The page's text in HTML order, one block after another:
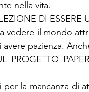
nella vita.
DI ESSERE
vedere il mondo
pazienza.
PROGETTO
la mancanza di